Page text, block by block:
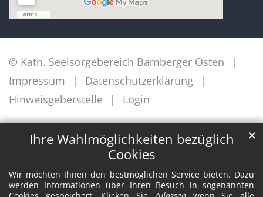
Ihre Wahlmöglichkeiten bezüglich
Cookies
Wir möchten Ihnen den bestmöglichen Service bieten. Dazu
werden Informationen über Ihren Besuch in sogenannten
✕
© Kath. Seelsorgebereich Bamberger Osten
Impressum
Datenschutzerklärung
Hinweisgeberstelle
Login